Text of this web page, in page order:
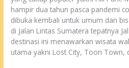
hampir dua tahun pasca pandemi
dibuka kembali untuk umum dan
di Jalan Lintas Sumatera tepatnya
destinasi ini menawarkan wisata
utama yakni Lost City, Toon Town,